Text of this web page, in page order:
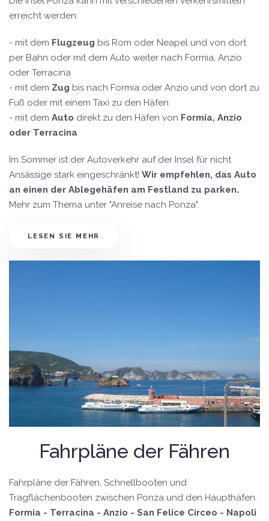
erreicht werden:
- mit dem Flugzeug bis Rom oder Neapel und von dort
per Bahn oder mit dem Auto weiter nach Formia, Anzio
oder Terracina
- mit dem Zug bis nach Formia oder Anzio und von dort zu
Fuß oder mit einem Taxi zu den Häfen
- mit dem Auto direkt zu den Häfen von Formia, Anzio
oder Terracina
Im Sommer ist der Autoverkehr auf der Insel für nicht
Ansässige stark eingeschränkt! Wir empfehlen, das Auto
an einen der Ablegehäfen am Festland zu parken.
Mehr zum Thema unter "Anreise nach Ponza".
LESEN SIE MEHR
Fahrpläne der Fähren
Fahrpläne der Fähren, Schnellbooten und
Tragflächenbooten zwischen Ponza und den Haupthäfen.
Formia - Terracina - Anzio - San Felice Circeo - Napoli